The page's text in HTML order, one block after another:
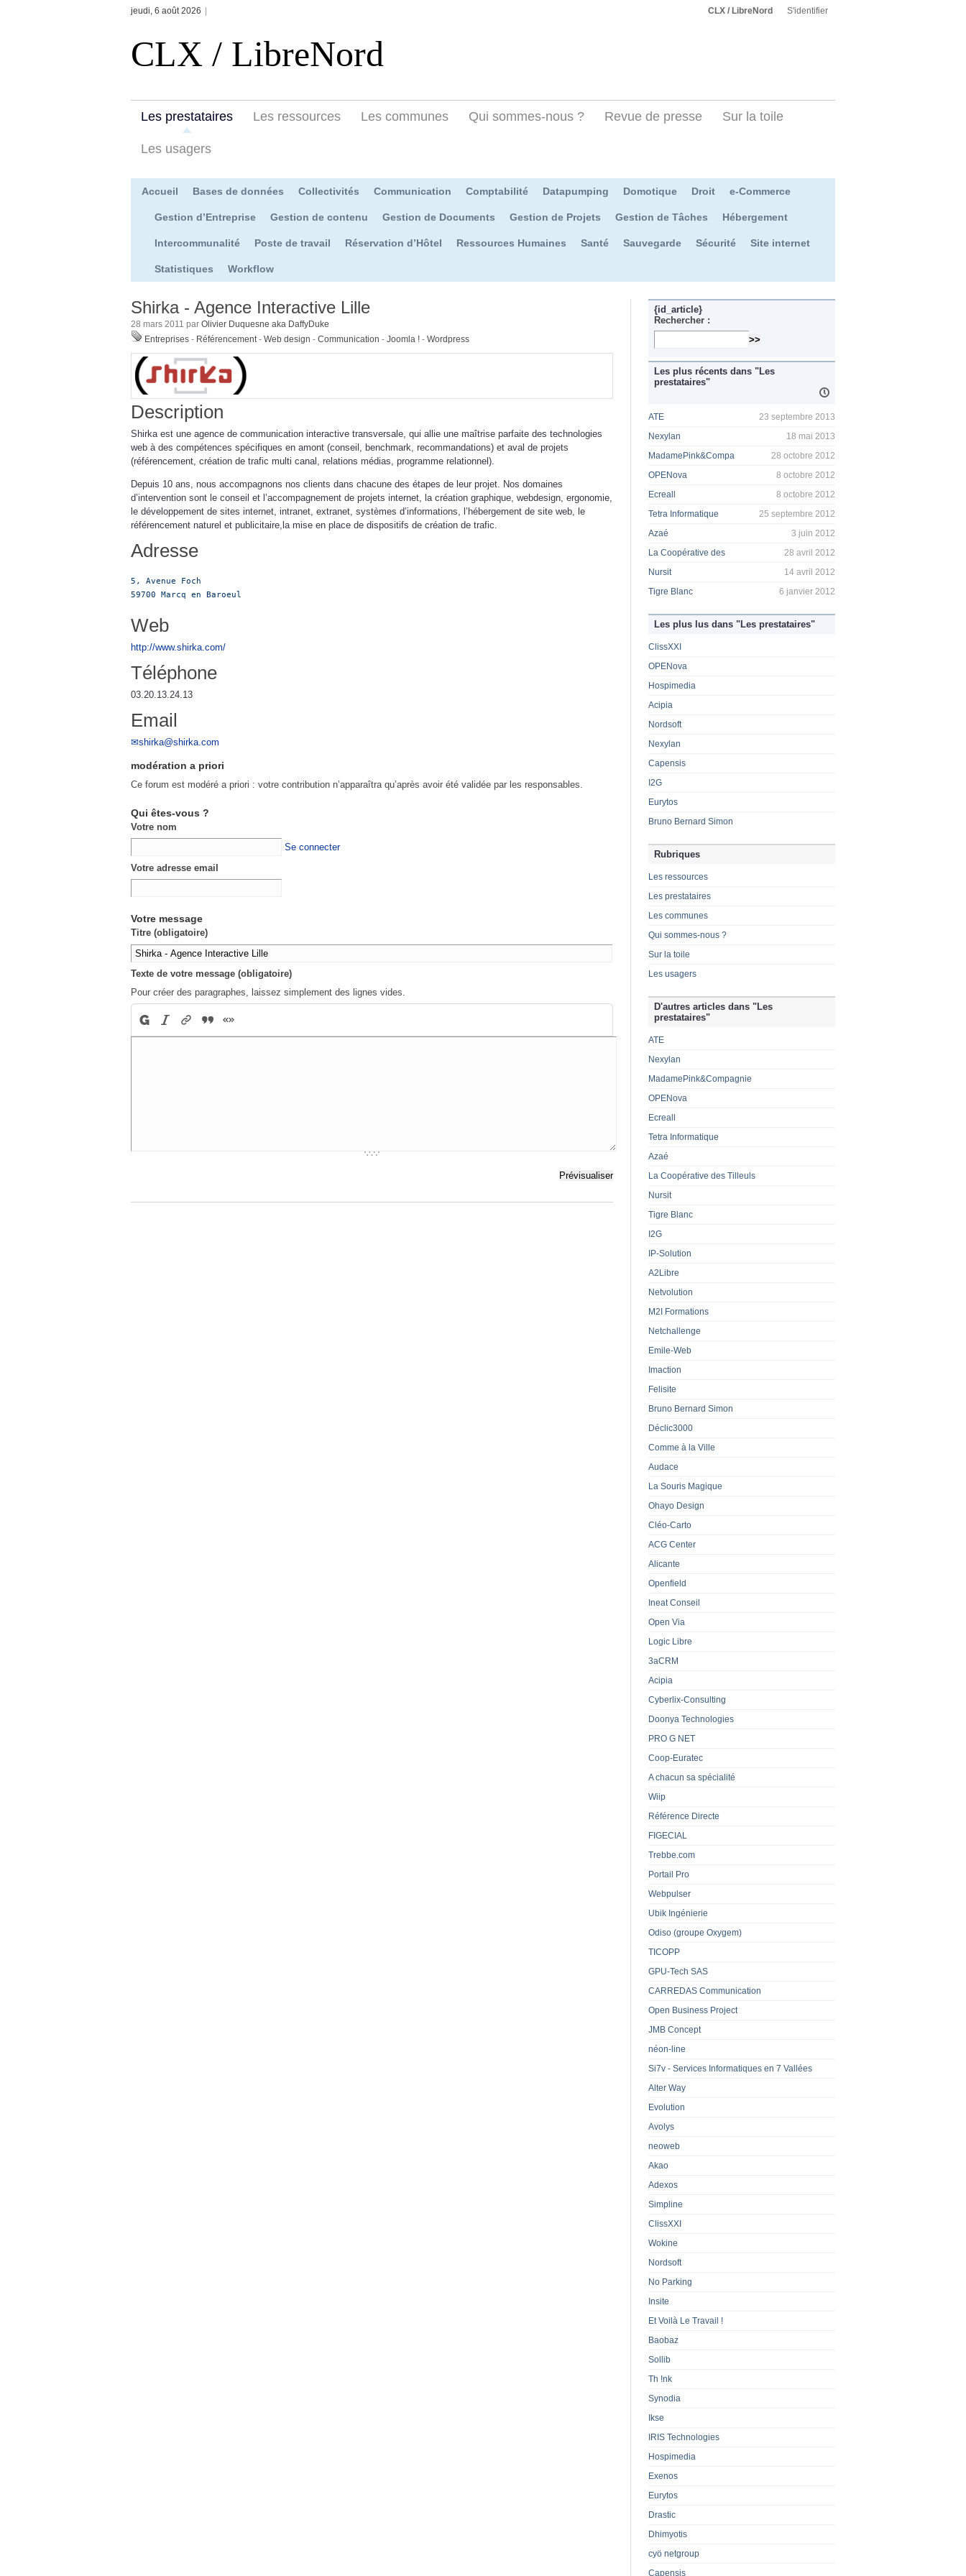
jeudi, 6 août 2026 CLX / LibreNord S'identifier
CLX / LibreNord
Les prestataires Les ressources Les communes Qui sommes-nous ? Revue de presse Sur la toile
Les usagers
Accueil Bases de données Collectivités Communication Comptabilité Datapumping Domotique Droit e-Commerce
Gestion d’Entreprise Gestion de contenu Gestion de Documents Gestion de Projets Gestion de Tâches Hébergement
Intercommunalité Poste de travail Réservation d’Hôtel Ressources Humaines Santé Sauvegarde Sécurité Site internet
Statistiques Workflow
Shirka - Agence Interactive Lille‎
28 mars 2011 par Olivier Duquesne aka DaffyDuke
Entreprises - Référencement- Web design - Communication - Joomla ! - Wordpress
Description
Shirka est une agence de communication interactive transversale, qui allie une maîtrise parfaite des technologies
web à des compétences spécifiques en amont (conseil, benchmark, recommandations) et aval de projets
(référencement, création de trafic multi canal, relations médias, programme relationnel).
Depuis 10 ans, nous accompagnons nos clients dans chacune des étapes de leur projet. Nos domaines
d’intervention sont le conseil et l’accompagnement de projets internet, la création graphique, webdesign, ergonomie,
le développement de sites internet, intranet, extranet, systèmes d’informations, l’hébergement de site web, le
référencement naturel et publicitaire,la mise en place de dispositifs de création de trafic.
Adresse
5, Avenue Foch
59700 Marcq en Baroeul
Web
http://www.shirka.com/
Téléphone
03.20.13.24.13
Email
shirka@shirka.com
modération a priori
Ce forum est modéré a priori : votre contribution n’apparaîtra qu’après avoir été validée par les responsables.
Qui êtes-vous ?
Votre nom
Se connecter
Votre adresse email
Votre message
Titre (obligatoire)
Texte de votre message (obligatoire)
Pour créer des paragraphes, laissez simplement des lignes vides.
{id_article}
Rechercher :
Les plus récents dans "Les
prestataires"
ATE
23 septembre 2013
Nexylan
18 mai 2013
MadamePink&Compa
28 octobre 2012
OPENova
8 octobre 2012
Ecreall
8 octobre 2012
Tetra Informatique
25 septembre 2012
Azaé
3 juin 2012
La Coopérative des
28 avril 2012
Nursit
14 avril 2012
Tigre Blanc
6 janvier 2012
Les plus lus dans "Les prestataires"
ClissXXI
OPENova
Hospimedia
Acipia
Nordsoft
Nexylan
Capensis
I2G
Eurytos
Bruno Bernard Simon
Rubriques
Les ressources
Les prestataires
Les communes
Qui sommes-nous ?
Sur la toile
Les usagers
D'autres articles dans "Les
prestataires"
ATE
Nexylan
MadamePink&Compagnie
OPENova
Ecreall
Tetra Informatique
Azaé
La Coopérative des Tilleuls
Nursit
Tigre Blanc
I2G
IP-Solution
A2Libre
Netvolution
M2I Formations
Netchallenge
Emile-Web
Imaction
Felisite
Bruno Bernard Simon
Déclic3000
Comme à la Ville
Audace
La Souris Magique
Ohayo Design
Cléo-Carto
ACG Center
Alicante
Openfield
Ineat Conseil
Open Via
Logic Libre
3aCRM
Acipia
Cyberlix-Consulting
Doonya Technologies
PRO G NET
Coop-Euratec
A chacun sa spécialité
Wiip
Référence Directe
FIGECIAL
Trebbe.com
Portail Pro
Webpulser
Ubik Ingénierie
Odiso (groupe Oxygem)
TICOPP
GPU-Tech SAS
CARREDAS Communication
Open Business Project
JMB Concept
néon-line
Si7v - Services Informatiques en 7 Vallées
Alter Way
Evolution
Avolys
neoweb
Akao
Adexos
Simpline
ClissXXI
Wokine
Nordsoft
No Parking
Insite
Et Voilà Le Travail !
Baobaz
Sollib
Th !nk
Synodia
Ikse
IRIS Technologies
Hospimedia
Exenos
Eurytos
Drastic
Dhimyotis
cyö netgroup
Capensis